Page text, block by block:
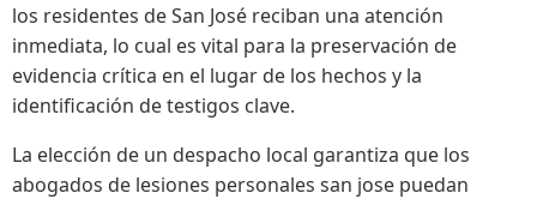
los residentes de San José reciban una atención
inmediata, lo cual es vital para la preservación de
evidencia crítica en el lugar de los hechos y la
identificación de testigos clave.
La elección de un despacho local garantiza que los
abogados de lesiones personales san jose puedan